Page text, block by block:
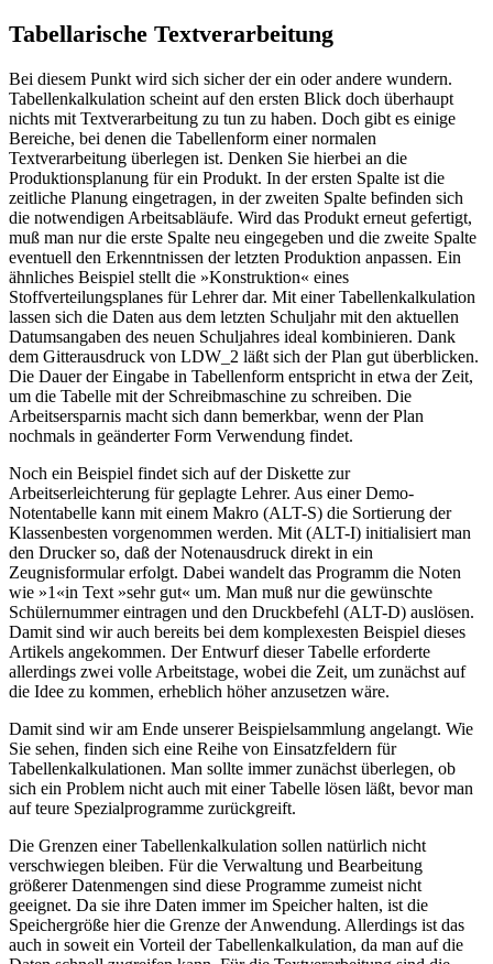
Tabellarische Textverarbeitung
Bei diesem Punkt wird sich sicher der ein oder andere wundern.
Tabellenkalkulation scheint auf den ersten Blick doch überhaupt
nichts mit Textverarbeitung zu tun zu haben. Doch gibt es einige
Bereiche, bei denen die Tabellenform einer normalen
Textverarbeitung überlegen ist. Denken Sie hierbei an die
Produktionsplanung für ein Produkt. In der ersten Spalte ist die
zeitliche Planung eingetragen, in der zweiten Spalte befinden sich
die notwendigen Arbeitsabläufe. Wird das Produkt erneut gefertigt,
muß man nur die erste Spalte neu eingegeben und die zweite Spalte
eventuell den Erkenntnissen der letzten Produktion anpassen. Ein
ähnliches Beispiel stellt die »Konstruktion« eines
Stoffverteilungsplanes für Lehrer dar. Mit einer Tabellenkalkulation
lassen sich die Daten aus dem letzten Schuljahr mit den aktuellen
Datumsangaben des neuen Schuljahres ideal kombinieren. Dank
dem Gitterausdruck von LDW_2 läßt sich der Plan gut überblicken.
Die Dauer der Eingabe in Tabellenform entspricht in etwa der Zeit,
um die Tabelle mit der Schreibmaschine zu schreiben. Die
Arbeitsersparnis macht sich dann bemerkbar, wenn der Plan
nochmals in geänderter Form Verwendung findet.
Noch ein Beispiel findet sich auf der Diskette zur
Arbeitserleichterung für geplagte Lehrer. Aus einer Demo-
Notentabelle kann mit einem Makro (ALT-S) die Sortierung der
Klassenbesten vorgenommen werden. Mit (ALT-I) initialisiert man
den Drucker so, daß der Notenausdruck direkt in ein
Zeugnisformular erfolgt. Dabei wandelt das Programm die Noten
wie »1«in Text »sehr gut« um. Man muß nur die gewünschte
Schülernummer eintragen und den Druckbefehl (ALT-D) auslösen.
Damit sind wir auch bereits bei dem komplexesten Beispiel dieses
Artikels angekommen. Der Entwurf dieser Tabelle erforderte
allerdings zwei volle Arbeitstage, wobei die Zeit, um zunächst auf
die Idee zu kommen, erheblich höher anzusetzen wäre.
Damit sind wir am Ende unserer Beispielsammlung angelangt. Wie
Sie sehen, finden sich eine Reihe von Einsatzfeldern für
Tabellenkalkulationen. Man sollte immer zunächst überlegen, ob
sich ein Problem nicht auch mit einer Tabelle lösen läßt, bevor man
auf teure Spezialprogramme zurückgreift.
Die Grenzen einer Tabellenkalkulation sollen natürlich nicht
verschwiegen bleiben. Für die Verwaltung und Bearbeitung
größerer Datenmengen sind diese Programme zumeist nicht
geeignet. Da sie ihre Daten immer im Speicher halten, ist die
Speichergröße hier die Grenze der Anwendung. Allerdings ist das
auch in soweit ein Vorteil der Tabellenkalkulation, da man auf die